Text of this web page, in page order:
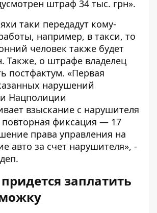
штраф 34 тыс. грн».
таки передадут кому-
например, в такси, то
человек также будет
Также, о штрафе владелец
постфактум. «Первая
нарушений
Нацполиции
взыскание с нарушителя
повторная фиксация — 17
права управления на
авто за счет нарушителя», -
заплатить